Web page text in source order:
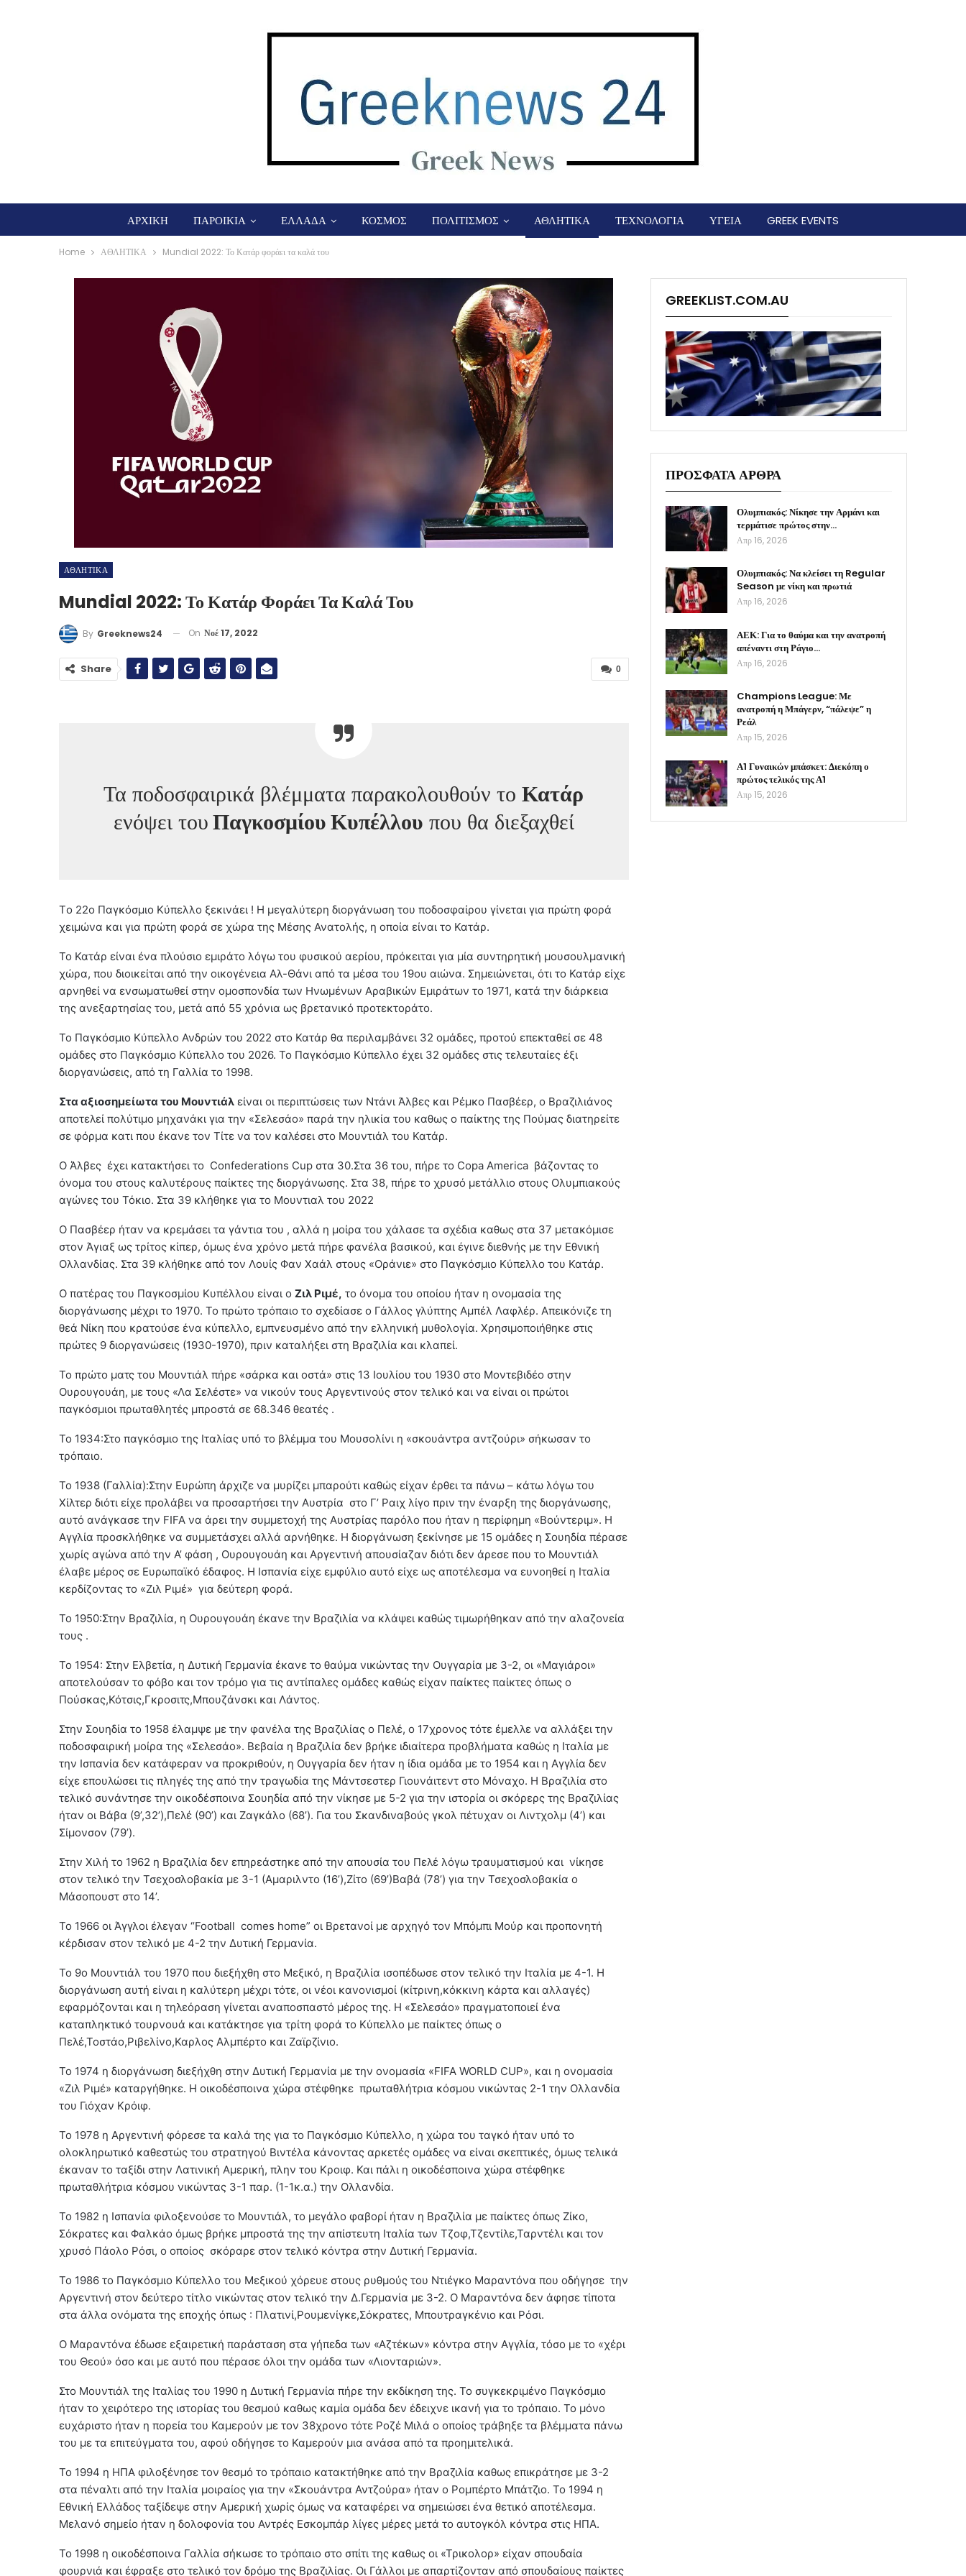
ΑΡΧΙΚΗ ΠΑΡΟΙΚΙΑ ΕΛΛΑΔΑ ΚΟΣΜΟΣ ΠΟΛΙΤΙΣΜΟΣ ΑΘΛΗΤΙΚΑ ΤΕΧΝΟΛΟΓΙΑ ΥΓΕΙΑ GREEK EVENTS
Home ΑΘΛΗΤΙΚΑ Mundial 2022: Το Κατάρ φοράει τα καλά του
ΑΘΛΗΤΙΚΑ
Mundial 2022: Το Κατάρ Φοράει Τα Καλά Του
By Greeknews24 On Νοέ 17, 2022
0
Share
Τα ποδοσφαιρικά βλέμματα παρακολουθούν τοΚατάρ
ενόψει τουΠαγκοσμίου Κυπέλλου που θα διεξαχθεί
Tο 22o Παγκόσμιο Κύπελλο ξεκινάει ! Η μεγαλύτερη διοργάνωση του ποδοσφαίρου γίνεται για πρώτη φορά
χειμώνα και για πρώτη φορά σε χώρα της Μέσης Ανατολής, η οποία είναι το Κατάρ.
Το Κατάρ είναι ένα πλούσιο εμιράτο λόγω του φυσικού αερίου, πρόκειται για μία συντηρητική μουσουλμανική
χώρα, που διοικείται από την οικογένεια Αλ-Θάνι από τα μέσα του 19ου αιώνα. Σημειώνεται, ότι το Κατάρ είχε
αρνηθεί να ενσωματωθεί στην ομοσπονδία των Ηνωμένων Αραβικών Εμιράτων το 1971, κατά την διάρκεια
της ανεξαρτησίας του, μετά από 55 χρόνια ως βρετανικό προτεκτοράτο.
Το Παγκόσμιο Κύπελλο Ανδρών του 2022 στο Κατάρ θα περιλαμβάνει 32 ομάδες, προτού επεκταθεί σε 48
ομάδες στο Παγκόσμιο Κύπελλο του 2026. Το Παγκόσμιο Κύπελλο έχει 32 ομάδες στις τελευταίες έξι
διοργανώσεις, από τη Γαλλία το 1998.
Στα αξιοσημείωτα του Μουντιάλ είναι οι περιπτώσεις των Ντάνι Άλβες και Ρέμκο Πασβέερ, ο Βραζιλιάνος
αποτελεί πολύτιμο μηχανάκι για την «Σελεσάο» παρά την ηλικία του καθως ο παίκτης της Πούμας διατηρείτε
σε φόρμα κατι που έκανε τον Τίτε να τον καλέσει στο Μουντιάλ του Κατάρ.
Ο Άλβες έχει κατακτήσει το Confederations Cup στα 30.Στα 36 του, πήρε το Copa America βάζοντας το
όνομα του στους καλυτέρους παίκτες της διοργάνωσης. Στα 38, πήρε το χρυσό μετάλλιο στους Ολυμπιακούς
αγώνες του Τόκιο. Στα 39 κλήθηκε για το Μουντιαλ του 2022
Ο Πασβέερ ήταν να κρεμάσει τα γάντια του , αλλά η μοίρα του χάλασε τα σχέδια καθως στα 37 μετακόμισε
στον Άγιαξ ως τρίτος κίπερ, όμως ένα χρόνο μετά πήρε φανέλα βασικού, και έγινε διεθνής με την Εθνική
Ολλανδίας. Στα 39 κλήθηκε από τον Λουίς Φαν Χαάλ στους «Οράνιε» στο Παγκόσμιο Κύπελλο του Κατάρ.
Ο πατέρας του Παγκοσμίου Κυπέλλου είναι ο Ζιλ Ριμέ, το όνομα του οποίου ήταν η ονομασία της
διοργάνωσης μέχρι το 1970. Το πρώτο τρόπαιο το σχεδίασε ο Γάλλος γλύπτης Αμπέλ Λαφλέρ. Απεικόνιζε τη
θεά Νίκη που κρατούσε ένα κύπελλο, εμπνευσμένο από την ελληνική μυθολογία. Χρησιμοποιήθηκε στις
πρώτες 9 διοργανώσεις (1930-1970), πριν καταλήξει στη Βραζιλία και κλαπεί.
Το πρώτο ματς του Μουντιάλ πήρε «σάρκα και οστά» στις 13 Ιουλίου του 1930 στο Μοντεβιδέο στην
Ουρουγουάη, με τους «Λα Σελέστε» να νικούν τους Αργεντινούς στον τελικό και να είναι οι πρώτοι
παγκόσμιοι πρωταθλητές μπροστά σε 68.346 θεατές .
Το 1934:Στο παγκόσμιο της Ιταλίας υπό το βλέμμα του Μουσολίνι η «σκουάντρα αντζούρι» σήκωσαν το
τρόπαιο.
Το 1938 (Γαλλία):Στην Ευρώπη άρχιζε να μυρίζει μπαρούτι καθώς είχαν έρθει τα πάνω – κάτω λόγω του
Χίλτερ διότι είχε προλάβει να προσαρτήσει την Αυστρία στο Γ’ Ραιχ λίγο πριν την έναρξη της διοργάνωσης,
αυτό ανάγκασε την FIFA να άρει την συμμετοχή της Αυστρίας παρόλο που ήταν η περίφημη «Βούντεριμ». Η
Αγγλία προσκλήθηκε να συμμετάσχει αλλά αρνήθηκε. Η διοργάνωση ξεκίνησε με 15 ομάδες η Σουηδία πέρασε
χωρίς αγώνα από την Α’ φάση , Ουρουγουάη και Αργεντινή απουσίαζαν διότι δεν άρεσε που το Μουντιάλ
έλαβε μέρος σε Ευρωπαϊκό έδαφος. Η Ισπανία είχε εμφύλιο αυτό είχε ως αποτέλεσμα να ευνοηθεί η Ιταλία
κερδίζοντας το «Ζιλ Ριμέ» για δεύτερη φορά.
Το 1950:Στην Βραζιλία, η Ουρουγουάη έκανε την Βραζιλία να κλάψει καθώς τιμωρήθηκαν από την αλαζονεία
τους .
Το 1954: Στην Ελβετία, η Δυτική Γερμανία έκανε το θαύμα νικώντας την Ουγγαρία με 3-2, οι «Μαγιάροι»
αποτελούσαν το φόβο και τον τρόμο για τις αντίπαλες ομάδες καθώς είχαν παίκτες παίκτες όπως ο
Πούσκας,Κότσις,Γκροσιτς,Μπουζάνσκι και Λάντος.
Στην Σουηδία το 1958 έλαμψε με την φανέλα της Βραζιλίας ο Πελέ, ο 17χρονος τότε έμελλε να αλλάξει την
ποδοσφαιρική μοίρα της «Σελεσάο». Βεβαία η Βραζιλία δεν βρήκε ιδιαίτερα προβλήματα καθώς η Ιταλία με
την Ισπανία δεν κατάφεραν να προκριθούν, η Ουγγαρία δεν ήταν η ίδια ομάδα με το 1954 και η Αγγλία δεν
είχε επουλώσει τις πληγές της από την τραγωδία της Μάντσεστερ Γιουνάιτεντ στο Μόναχο. Η Βραζιλία στο
τελικό συνάντησε την οικοδέσποινα Σουηδία από την νίκησε με 5-2 για την ιστορία οι σκόρερς της Βραζιλίας
ήταν οι Βάβα (9’,32’),Πελέ (90’) και Ζαγκάλο (68’). Για του Σκανδιναβούς γκολ πέτυχαν οι Λιντχολμ (4’) και
Σίμονσον (79’).
Στην Χιλή το 1962 η Βραζιλία δεν επηρεάστηκε από την απουσία του Πελέ λόγω τραυματισμού και νίκησε
στον τελικό την Τσεχοσλοβακία με 3-1 (Αμαριλντο (16’),Ζίτο (69’)Βαβά (78’) για την Τσεχοσλοβακία ο
Μάσοπουστ στο 14’.
Το 1966 οι Άγγλοι έλεγαν “Football comes home” οι Βρετανοί με αρχηγό τον Μπόμπι Μούρ και προπονητή
κέρδισαν στον τελικό με 4-2 την Δυτική Γερμανία.
Το 9ο Μουντιάλ του 1970 που διεξήχθη στο Μεξικό, η Βραζιλία ισοπέδωσε στον τελικό την Ιταλία με 4-1. Η
διοργάνωση αυτή είναι η καλύτερη μέχρι τότε, οι νέοι κανονισμοί (κίτρινη,κόκκινη κάρτα και αλλαγές)
εφαρμόζονται και η τηλεόραση γίνεται αναποσπαστό μέρος της. Η «Σελεσάο» πραγματοποιεί ένα
καταπληκτικό τουρνουά και κατάκτησε για τρίτη φορά το Κύπελλο με παίκτες όπως ο
Πελέ,Τοστάο,Ριβελίνο,Καρλος Αλμπέρτο και Ζαϊρζίνιο.
Το 1974 η διοργάνωση διεξήχθη στην Δυτική Γερμανία με την ονομασία «FIFA WORLD CUP», και η ονομασία
«Ζιλ Ριμέ» καταργήθηκε. Η οικοδέσποινα χώρα στέφθηκε πρωταθλήτρια κόσμου νικώντας 2-1 την Ολλανδία
του Γιόχαν Κρόιφ.
Το 1978 η Αργεντινή φόρεσε τα καλά της για το Παγκόσμιο Κύπελλο, η χώρα του ταγκό ήταν υπό το
ολοκληρωτικό καθεστώς του στρατηγού Βιντέλα κάνοντας αρκετές ομάδες να είναι σκεπτικές, όμως τελικά
έκαναν το ταξίδι στην Λατινική Αμερική, πλην του Κροιφ. Και πάλι η οικοδέσποινα χώρα στέφθηκε
πρωταθλήτρια κόσμου νικώντας 3-1 παρ. (1-1κ.α.) την Ολλανδία.
Το 1982 η Ισπανία φιλοξενούσε το Μουντιάλ, το μεγάλο φαβορί ήταν η Βραζιλία με παίκτες όπως Ζίκο,
Σόκρατες και Φαλκάο όμως βρήκε μπροστά της την απίστευτη Ιταλία των Τζοφ,Τζεντίλε,Ταρντέλι και τον
χρυσό Πάολο Ρόσι, ο οποίος σκόραρε στον τελικό κόντρα στην Δυτική Γερμανία.
Το 1986 το Παγκόσμιο Κύπελλο του Μεξικού χόρευε στους ρυθμούς του Ντιέγκο Μαραντόνα που οδήγησε την
Αργεντινή στον δεύτερο τίτλο νικώντας στον τελικό την Δ.Γερμανία με 3-2. Ο Μαραντόνα δεν άφησε τίποτα
στα άλλα ονόματα της εποχής όπως : Πλατινί,Ρουμενίγκε,Σόκρατες, Μπουτραγκένιο και Ρόσι.
Ο Μαραντόνα έδωσε εξαιρετική παράσταση στα γήπεδα των «Αζτέκων» κόντρα στην Αγγλία, τόσο με το «χέρι
του Θεού» όσο και με αυτό που πέρασε όλοι την ομάδα των «Λιονταριών».
Στο Μουντιάλ της Ιταλίας του 1990 η Δυτική Γερμανία πήρε την εκδίκηση της. Το συγκεκριμένο Παγκόσμιο
ήταν το χειρότερο της ιστορίας του θεσμού καθως καμία ομάδα δεν έδειχνε ικανή για το τρόπαιο. Το μόνο
ευχάριστο ήταν η πορεία του Καμερούν με τον 38χρονο τότε Ροζέ Μιλά ο οποίος τράβηξε τα βλέμματα πάνω
του με τα επιτεύγματα του, αφού οδήγησε το Καμερούν μια ανάσα από τα προημιτελικά.
Το 1994 η ΗΠΑ φιλοξένησε τον θεσμό το τρόπαιο κατακτήθηκε από την Βραζιλία καθως επικράτησε με 3-2
στα πέναλτι από την Ιταλία μοιραίος για την «Σκουάντρα Αντζούρα» ήταν ο Ρομπέρτο Μπάτζιο. Το 1994 η
Εθνική Ελλάδος ταξίδεψε στην Αμερική χωρίς όμως να καταφέρει να σημειώσει ένα θετικό αποτέλεσμα.
Μελανό σημείο ήταν η δολοφονία του Αντρές Εσκομπάρ λίγες μέρες μετά το αυτογκόλ κόντρα στις ΗΠΑ.
Το 1998 η οικοδέσποινα Γαλλία σήκωσε το τρόπαιο στο σπίτι της καθως οι «Τρικολορ» είχαν σπουδαία
φουρνιά και έφραξε στο τελικό τον δρόμο της Βραζιλίας. Οι Γάλλοι με απαρτίζονταν από σπουδαίους παίκτες
GREEKLIST.COM.AU
ΠΡΟΣΦΑΤΑ ΑΡΘΡΑ
Ολυμπιακός: Νίκησε την Αρμάνι και
τερμάτισε πρώτος στην…
Απρ 16, 2026
Ολυμπιακός: Να κλείσει τη Regular
Season με νίκη και πρωτιά
Απρ 16, 2026
ΑΕΚ: Για το θαύμα και την ανατροπή
απέναντι στη Ράγιο…
Απρ 16, 2026
Champions League: Με
ανατροπή η Μπάγερν, “πάλεψε” η
Ρεάλ
Απρ 15, 2026
Α1 Γυναικών μπάσκετ: Διεκόπη ο
πρώτος τελικός της Α1
Απρ 15, 2026